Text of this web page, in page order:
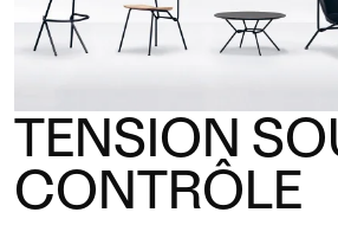
TENSION
CONTRÔLE